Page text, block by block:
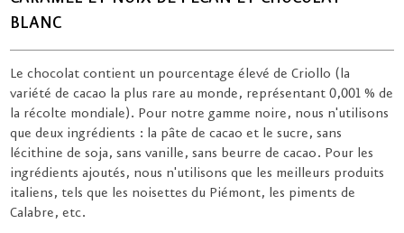
BLANC
Le chocolat contient un pourcentage élevé de Criollo (la
variété de cacao la plus rare au monde, représentant 0,001 % de
la récolte mondiale). Pour notre gamme noire, nous n'utilisons
que deux ingrédients : la pâte de cacao et le sucre, sans
lécithine de soja, sans vanille, sans beurre de cacao. Pour les
ingrédients ajoutés, nous n'utilisons que les meilleurs produits
italiens, tels que les noisettes du Piémont, les piments de
Calabre, etc.